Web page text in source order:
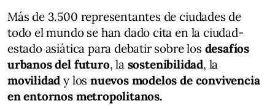
Más de 3.500 representantes de ciudades de
todo el mundo se han dado cita en la ciudad-
estado asiática para debatir sobre los desafíos
urbanos del futuro, la sostenibilidad, la
movilidad y los nuevos modelos de convivencia
en entornos metropolitanos.